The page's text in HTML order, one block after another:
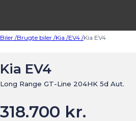
Biler /Brugte biler /Kia /EV4 /Kia EV4
Kia EV4
Long Range GT-Line 204HK 5d Aut.
318.700 kr.